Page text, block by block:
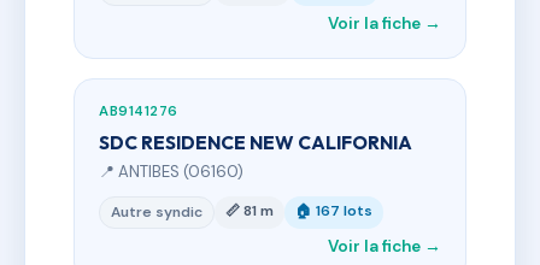
Voir la fiche →
AB9141276
SDC RESIDENCE NEW CALIFORNIA
📍 ANTIBES (06160)
Autre syndic 📏 81 m 🏠 167 lots
Voir la fiche →